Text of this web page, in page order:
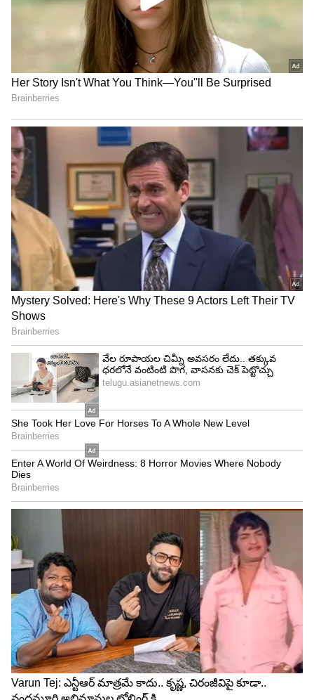
4
పవన్ టైటిల్ తొలిప్రేమ తో వరుణ్ తేజ్ హిట్ కొట్టాడు. ఈ
సినిమా వరుణ్ తేజ్ కెరీర్ కు బాగా ప్లాస్ అయ్యింది. ఇక
అదే ఫాలో అవుతూ.. పవన్ టైటిల్ తో విజయ్ దేవరకొండ
ఖుషి సినిమా చేస్తున్నాడు. ఇక అక్కినేని వారసుడు అఖిల్
కూడా పవన్ టైటిల్ తోనే తన నెక్స్ట్ మూవీ చేయనున్నట్టు
తెలుస్తోంది..
అఖిల్ అక్కినేని వేణు శ్రీరామ్ తో సినిమా చేయబోతున్నట్టు
టాలీవుడ్ లో టాక్. ఈ సినిమాకు పవర్ స్టార్ హిట్ మూవీ
తమ్ముడు టైటిల్ ను ఫిక్స్ చేసినట్టు మరో వార్త ఫిల్మ్ నగర్